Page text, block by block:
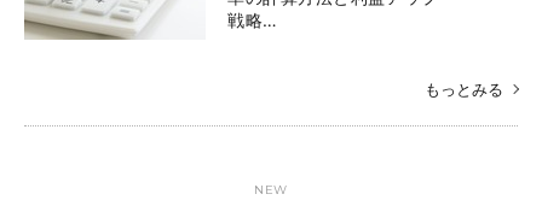
戦略…
もっとみる
NEW